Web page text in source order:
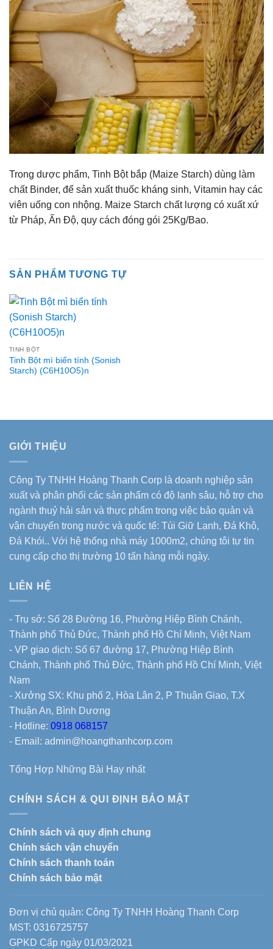
Trong dược phẩm, Tinh Bột bắp (Maize Starch) dùng làm
chất Binder, để sản xuất thuốc kháng sinh, Vitamin hay các
viên uống con nhộng. Maize Starch chất lượng có xuất xứ
từ Pháp, Ấn Độ, quy cách đóng gói 25Kg/Bao.
SẢN PHẨM TƯƠNG TỰ
TINH BỘT
Tinh Bột mì biến tính (Sonish
Starch) (C6H10O5)n
GIỚI THIỆU
Công Ty TNHH Hoàng Thanh Corp là doanh nghiệp sản
xuất và phân phối các sản phẩm có độ lạnh sâu, hỗ trợ cho
ngành thuỷ hải sản và thực phẩm trong việc bảo quản và
vận chuyển trong nước và quốc tế: Túi Giữ Lạnh, Đá Khô,
Đá Khói.. Với hệ thống nhà máy 1000m2, chúng tôi tự tin
cung cấp cho thị trường 10 tấn hàng mỗi ngày.
LIÊN HỆ
- Trụ sở: Số 28 Đường 16, Phường Hiệp Bình Chánh,
Thành phố Thủ Đức, Thành phố Hồ Chí Minh, Việt Nam
- VP giao dịch: Số 67 đường 17, Phường Hiệp Bình
Chánh, Thành phố Thủ Đức, Thành phố Hồ Chí Minh, Việt
Nam
- Xưởng SX: Khu phố 2, Hòa Lân 2, P Thuận Giao, T.X
Thuận An, Bình Dương
- Hotline: 0918 068157
- Email: admin@hoangthanhcorp.com
Tổng Hợp Những Bài Hay nhất
CHÍNH SÁCH & QUI ĐỊNH BẢO MẬT
Chính sách và quy định chung
Chính sách vận chuyển
Chính sách thanh toán
Chính sách bảo mật
Đơn vị chủ quản: Công Ty TNHH Hoàng Thanh Corp
MST: 0316725757
GPKD Cấp ngày 01/03/2021